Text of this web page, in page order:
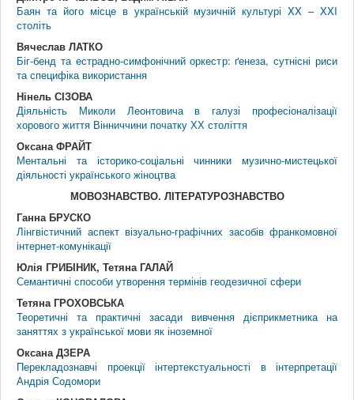
Баян та його місце в українській музичній культурі XX – XXI
століть
Вячеслав ЛАТКО
Біг-бенд та естрадно-симфонічний оркестр: ґенеза, сутнісні риси
та специфіка використання
Нінель СІЗОВА
Діяльність Миколи Леонтовича в галузі професіоналізації
хорового життя Вінниччини початку ХХ століття
Оксана ФРАЙТ
Ментальні та історико-соціальні чинники музично-мистецької
діяльності українського жіноцтва
МОВОЗНАВСТВО. ЛIТЕРАТУРОЗНАВСТВО
Ганна БРУСКО
Лінгвістичний аспект візуально-графічних засобів франкомовної
інтернет-комунікації
Юлія ГРИБІНИК, Тетяна ГАЛАЙ
Семантичні способи утворення термінів геодезичної сфери
Тетяна ГРОХОВСЬКА
Теоретичні та практичні засади вивчення дієприкметника на
заняттях з української мови як іноземної
Оксана ДЗЕРА
Перекладознавчі проекції інтертекстуальності в інтерпретації
Андрія Содомори